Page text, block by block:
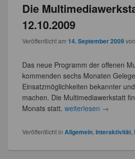
Die
12.10.2009
Veröffentlicht am14. September 2009 von
Das neue Programm der offenen
kommenden sechs Monaten
Einsatzmöglichkeiten bekannter
machen. Die Multimediawerkstatt
Monats statt.weiterlesen →
Veröffentlicht in Allgemein ,Interaktivität